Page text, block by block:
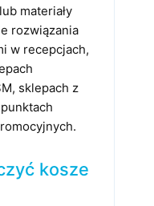
materiały
rozwiązania
w recepcjach,
sklepach z
kosze